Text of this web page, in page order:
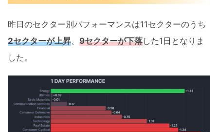
昨日のセクター別パフォーマンスは11セクターのうち
2セクターが上昇、 9セクターが下落した1日となりま
した。